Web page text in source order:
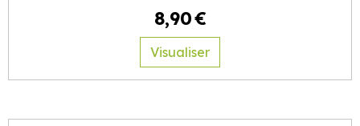
8,90€
Visualiser